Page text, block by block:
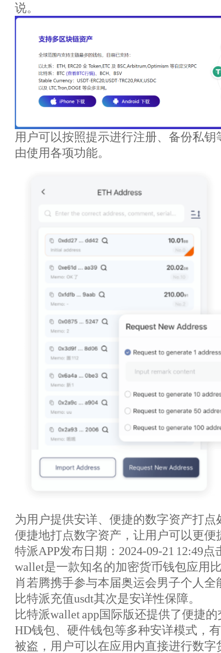
说。
用户可以按照提示进行注册、备份私
由使用各项功能。
为用户提供安详、便捷的数字资产打
便捷地打点数字资产，让用户可以更便
特派APP发布日期：2024-09-21 12:49
wallet是一款知名的加密货币钱包应用
肖若腾携手参与本届奥运会男子个人全
比特派充值usdt其次是安详性保障。
比特派wallet app国际版还提供了便捷
HD钱包、硬件钱包等多种安详模式，
被盗，用户可以在应用内直接进行数字